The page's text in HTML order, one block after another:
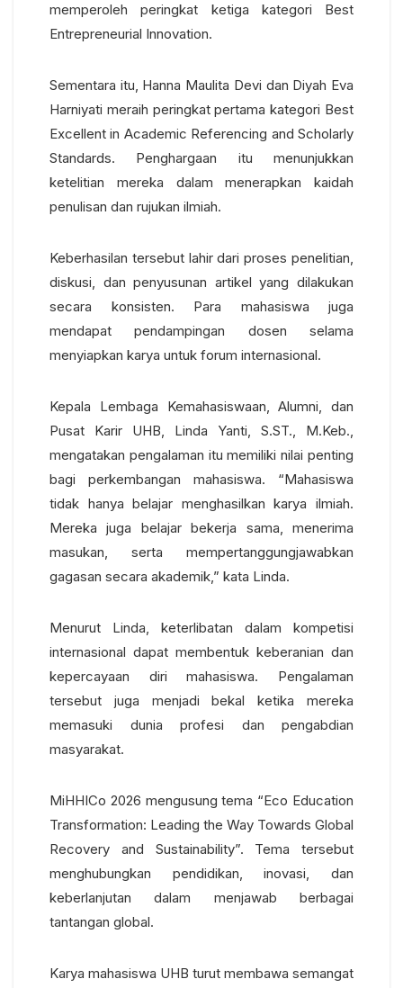
memperoleh peringkat ketiga kategori Best
Entrepreneurial Innovation.
Sementara itu, Hanna Maulita Devi dan Diyah Eva
Harniyati meraih peringkat pertama kategori Best
Excellent in Academic Referencing and Scholarly
Standards. Penghargaan itu menunjukkan
ketelitian mereka dalam menerapkan kaidah
penulisan dan rujukan ilmiah.
Keberhasilan tersebut lahir dari proses penelitian,
diskusi, dan penyusunan artikel yang dilakukan
secara konsisten. Para mahasiswa juga
mendapat pendampingan dosen selama
menyiapkan karya untuk forum internasional.
Kepala Lembaga Kemahasiswaan, Alumni, dan
Pusat Karir UHB, Linda Yanti, S.ST., M.Keb.,
mengatakan pengalaman itu memiliki nilai penting
bagi perkembangan mahasiswa. “Mahasiswa
tidak hanya belajar menghasilkan karya ilmiah.
Mereka juga belajar bekerja sama, menerima
masukan, serta mempertanggungjawabkan
gagasan secara akademik,” kata Linda.
Menurut Linda, keterlibatan dalam kompetisi
internasional dapat membentuk keberanian dan
kepercayaan diri mahasiswa. Pengalaman
tersebut juga menjadi bekal ketika mereka
memasuki dunia profesi dan pengabdian
masyarakat.
MiHHICo 2026 mengusung tema “Eco Education
Transformation: Leading the Way Towards Global
Recovery and Sustainability”. Tema tersebut
menghubungkan pendidikan, inovasi, dan
keberlanjutan dalam menjawab berbagai
tantangan global.
Karya mahasiswa UHB turut membawa semangat